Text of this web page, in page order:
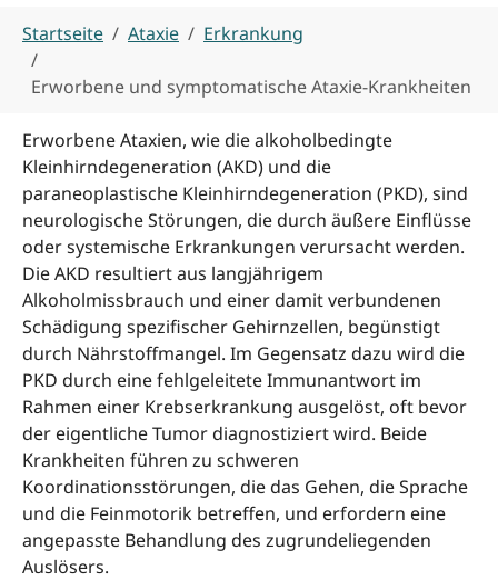
Startseite Ataxie Erkrankung
Erworbene und symptomatische Ataxie-Krankheiten
Erworbene Ataxien, wie die alkoholbedingte
Kleinhirndegeneration (AKD) und die
paraneoplastische Kleinhirndegeneration (PKD), sind
neurologische Störungen, die durch äußere Einflüsse
oder systemische Erkrankungen verursacht werden.
Die AKD resultiert aus langjährigem
Alkoholmissbrauch und einer damit verbundenen
Schädigung spezifischer Gehirnzellen, begünstigt
durch Nährstoffmangel. Im Gegensatz dazu wird die
PKD durch eine fehlgeleitete Immunantwort im
Rahmen einer Krebserkrankung ausgelöst, oft bevor
der eigentliche Tumor diagnostiziert wird. Beide
Krankheiten führen zu schweren
Koordinationsstörungen, die das Gehen, die Sprache
und die Feinmotorik betreffen, und erfordern eine
angepasste Behandlung des zugrundeliegenden
Auslösers.